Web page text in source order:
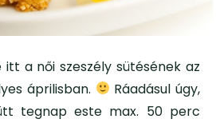
a női szeszély sütésének az
áprilisban.
Ráadásul úgy,
tegnap este max. 50 perc